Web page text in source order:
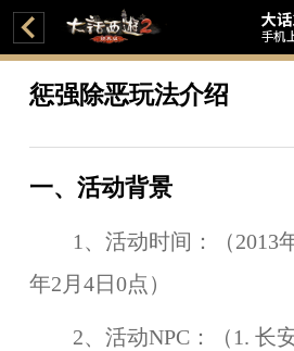
惩强除恶玩法介绍
一、活动背景
1、活动时间：（2013年
年2月4日0点）
2、活动NPC：（1. 长安